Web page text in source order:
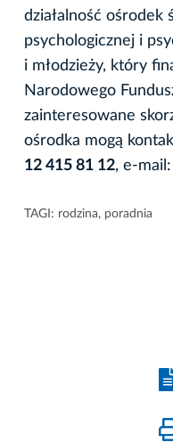
działalność ośrodek
psychologicznej i
i młodzieży, który
Narodowego
zainteresowane
ośrodka mogą
12 415 81 12, e-mail:
TAGI: rodzina, poradnia